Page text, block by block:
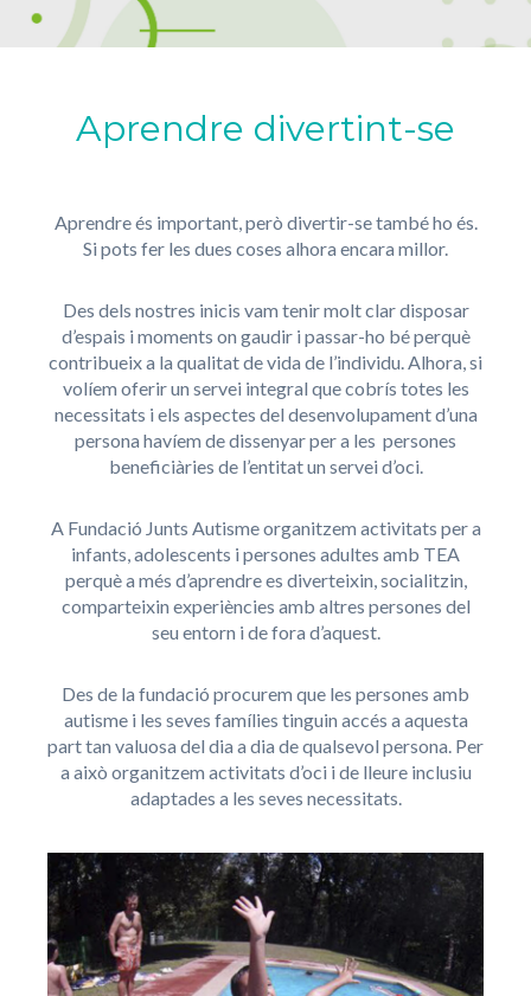
Aprendre divertint-se
Aprendre és important, però divertir-se també ho és.
Si pots fer les dues coses alhora encara millor.
Des dels nostres inicis vam tenir molt clar disposar
d’espais i moments on gaudir i passar-ho bé perquè
contribueix a la qualitat de vida de l’individu. Alhora, si
volíem oferir un servei integral que cobrís totes les
necessitats i els aspectes del desenvolupament d’una
persona havíem de dissenyar per a les persones
beneficiàries de l’entitat un servei d’oci.
A Fundació Junts Autisme organitzem activitats per a
infants, adolescents i persones adultes amb TEA
perquè a més d’aprendre es diverteixin, socialitzin,
comparteixin experiències amb altres persones del
seu entorn i de fora d’aquest.
Des de la fundació procurem que les persones amb
autisme i les seves famílies tinguin accés a aquesta
part tan valuosa del dia a dia de qualsevol persona. Per
a això organitzem activitats d’oci i de lleure inclusiu
adaptades a les seves necessitats.